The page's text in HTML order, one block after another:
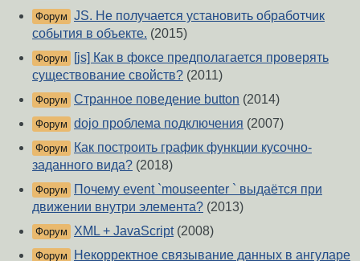
Форум JS. Не получается установить обработчик
события в объекте. (2015)
Форум
[js] Как в фоксе предполагается проверять
существование свойств? (2011)
Форум Странное поведение button (2014)
Форум dojo проблема подключения (2007)
Форум
Как построить график функции кусочно-
заданного вида? (2018)
Форум
Почему event `mouseenter ` выдаётся при
движении внутри элемента? (2013)
Форум XML + JavaScript(2008)
Форум Некорректное связывание данных в ангуларе